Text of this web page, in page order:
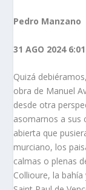
Pedro Manzano
31 AGO 2024 6:01
Quizá
obra de Manuel
desde otra
asomarnos a sus
abierta que
murciano, los
calmas o plenas
Collioure, la